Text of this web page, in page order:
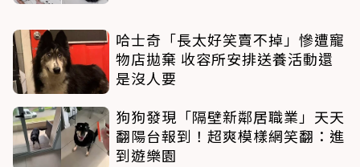
哈士奇「長太好笑賣不掉」慘遭寵
物店拋棄 收容所安排送養活動還
是沒人要
狗狗發現「隔壁新鄰居職業」天天
翻陽台報到！超爽模樣網笑翻：進
到遊樂園